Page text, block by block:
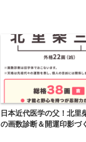
日本近代医学の父！北里
の画数診断＆開運印影づ